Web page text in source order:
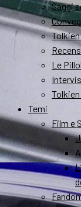
Saggi
Le
Temi
Film e